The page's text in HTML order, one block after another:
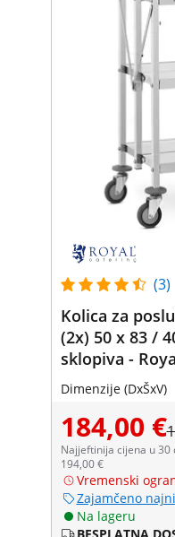
(3)
Kolica za
(2x) 50 x 83 /
sklopiva -
Dimenzije (DxŠxV)
184,00 €
Najjeftinija cijena u 30
194,00 €
Vremenski
Zajamčeno
Na lageru
BESPLATNA